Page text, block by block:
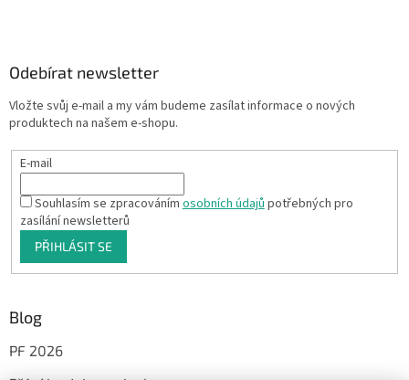
Odebírat newsletter
Vložte svůj e-mail a my vám budeme zasílat informace o nových
produktech na našem e-shopu.
E-mail
Souhlasím se zpracovánímosobních údajůpotřebných pro
zasílání newsletterů
PŘIHLÁSIT SE
Blog
PF 2026